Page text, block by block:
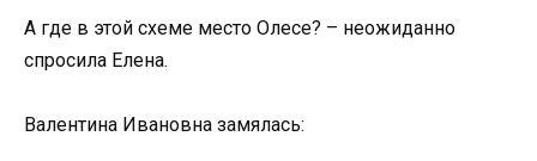
А где в этой схеме место Олесе? – неожиданно
спросила Елена.
Валентина Ивановна замялась: